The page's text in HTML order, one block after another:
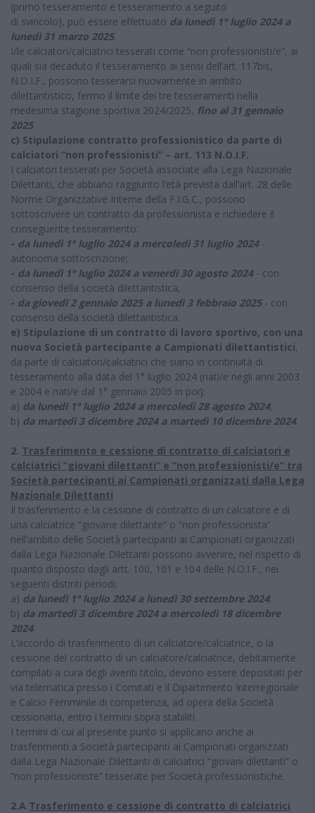
(primo tesseramento e tesseramento a seguito
di svincolo), può essere effettuato da lunedì 1° luglio 2024 a
lunedì 31 marzo 2025.
I/le calciatori/calciatrici tesserati come “non professionisti/e”, ai
quali sia decaduto il tesseramento ai sensi dell’art. 117bis,
N.O.I.F., possono tesserarsi nuovamente in ambito
dilettantistico, fermo il limite dei tre tesseramenti nella
medesima stagione sportiva 2024/2025, fino al 31 gennaio
2025.
c) Stipulazione contratto professionistico da parte di
calciatori “non professionisti” – art. 113 N.O.I.F.
I calciatori tesserati per Società associate alla Lega Nazionale
Dilettanti, che abbiano raggiunto l’età prevista dall’art. 28 delle
Norme Organizzative Interne della F.I.G.C., possono
sottoscrivere un contratto da professionista e richiedere il
conseguente tesseramento:
- da lunedì 1° luglio 2024 a mercoledì 31 luglio 2024-
autonoma sottoscrizione;
- da lunedì 1° luglio 2024 a venerdì 30 agosto 2024- con
consenso della società dilettantistica;
- da giovedì 2 gennaio 2025 a lunedì 3 febbraio 2025- con
consenso della società dilettantistica.
e) Stipulazione di un contratto di lavoro sportivo, con una
nuova Società partecipante a Campionati dilettantistici,
da parte di calciatori/calciatrici che siano in continuità di
tesseramento alla data del 1° luglio 2024 (nati/e negli anni 2003
e 2004 e nati/e dal 1° gennaio 2005 in poi):
a) da lunedì 1° luglio 2024 a mercoledì 28 agosto 2024;
b) da martedì 3 dicembre 2024 a martedì 10 dicembre 2024.
2. Trasferimento e cessione di contratto di calciatori e
calciatrici “giovani dilettanti” e “non professionisti/e” tra
Società partecipanti ai Campionati organizzati dalla Lega
Nazionale Dilettanti
Il trasferimento e la cessione di contratto di un calciatore e di
una calciatrice “giovane dilettante” o “non professionista”
nell’ambito delle Società partecipanti ai Campionati organizzati
dalla Lega Nazionale Dilettanti possono avvenire, nel rispetto di
quanto disposto dagli artt. 100, 101 e 104 delle N.O.I.F., nei
seguenti distinti periodi:
a) da lunedì 1° luglio 2024 a lunedì 30 settembre 2024;
b) da martedì 3 dicembre 2024 a mercoledì 18 dicembre
2024.
L’accordo di trasferimento di un calciatore/calciatrice, o la
cessione del contratto di un calciatore/calciatrice, debitamente
compilati a cura degli aventi titolo, devono essere depositati per
via telematica presso i Comitati e il Dipartimento Interregionale
e Calcio Femminile di competenza, ad opera della Società
cessionaria, entro i termini sopra stabiliti.
I termini di cui al presente punto si applicano anche ai
trasferimenti a Società partecipanti ai Campionati organizzati
dalla Lega Nazionale Dilettanti di calciatrici “giovani dilettanti” o
“non professioniste” tesserate per Società professionistiche.
2.A Trasferimento e cessione di contratto di calciatrici